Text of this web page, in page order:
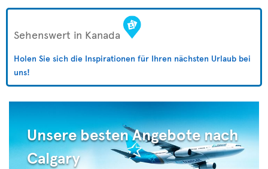
Sehenswert in Kanada
Holen Sie sich die Inspirationen für Ihren nächsten Urlaub bei
uns!
Unsere besten Angebote nach
Calgary